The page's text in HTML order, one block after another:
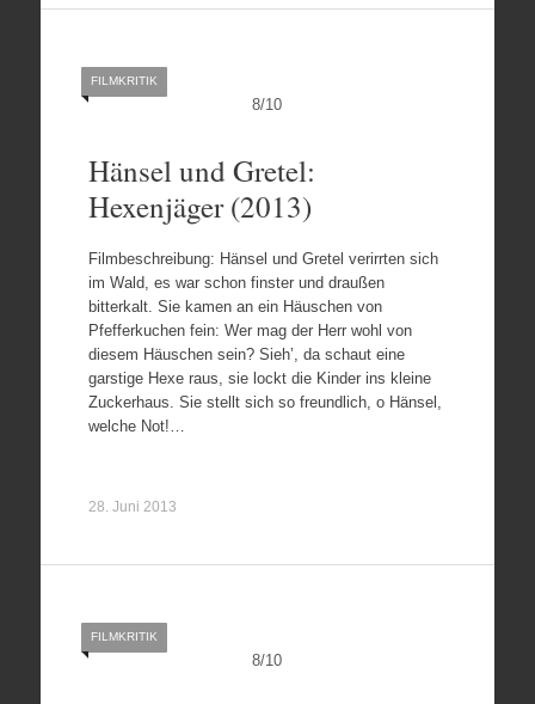
8/10
FILMKRITIK
Hänsel und Gretel:
Hexenjäger (2013)
Filmbeschreibung: Hänsel und Gretel verirrten sich
im Wald, es war schon finster und draußen
bitterkalt. Sie kamen an ein Häuschen von
Pfefferkuchen fein: Wer mag der Herr wohl von
diesem Häuschen sein? Sieh’, da schaut eine
garstige Hexe raus, sie lockt die Kinder ins kleine
Zuckerhaus. Sie stellt sich so freundlich, o Hänsel,
welche Not!…
28. Juni 2013
8/10
FILMKRITIK